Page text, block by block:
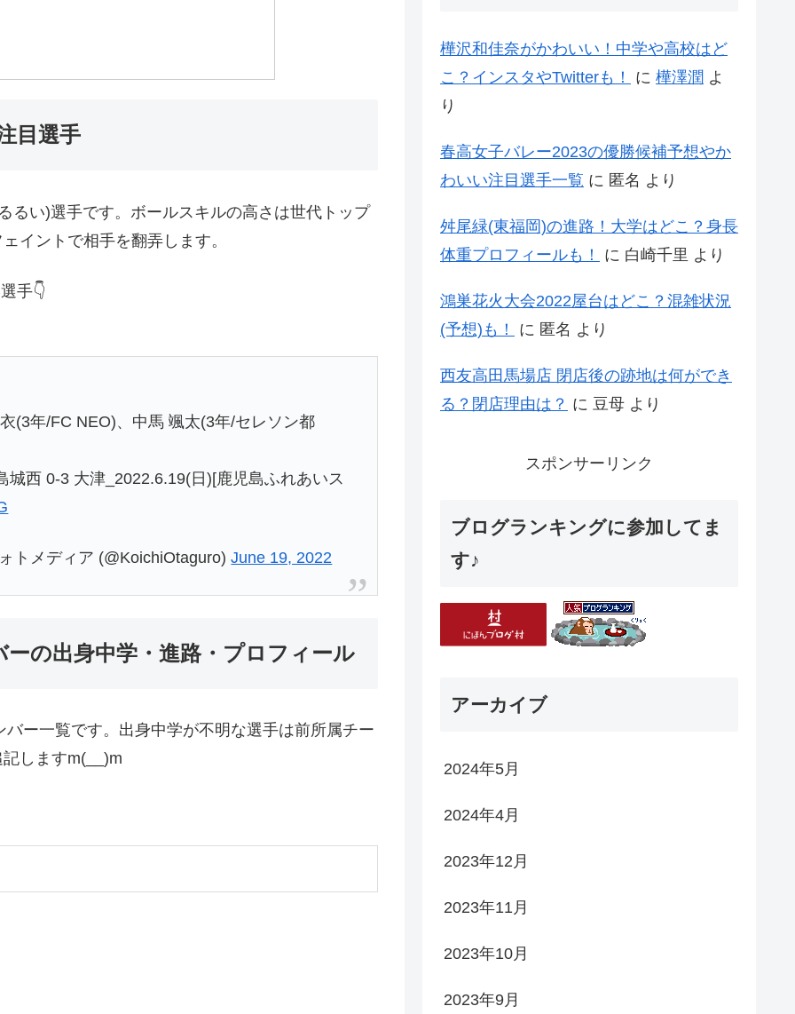
目選手
るい)選手です。ボールスキルの高さは世代トップ
イントで相手を翻弄します。
手👇
(3年/FC NEO)、中馬 颯太(3年/セレソン都
西 0-3 大津_2022.6.19(日)[鹿児島ふれあいス
トメディア (@KoichiOtaguro)June 19, 2022
の出身中学・進路・プロフィール
ー一覧です。出身中学が不明な選手は前所属チー
しますm(__)m
樺沢和佳奈がかわいい！中学や高校はど
こ？インスタやTwitterも！
に 樺澤潤 よ
り
春高女子バレー2023の優勝候補予想やか
わいい注目選手一覧 に 匿名 より
舛尾緑(東福岡)の進路！大学はどこ？身長
体重プロフィールも！
に 白崎千里 より
鴻巣花火大会2022屋台はどこ？混雑状況
(予想)も！
に 匿名 より
西友高田馬場店 閉店後の跡地は何ができ
る？閉店理由は？ に 豆母 より
スポンサーリンク
ブログランキングに参加してま
す♪
アーカイブ
2024年5月
2024年4月
2023年12月
2023年11月
2023年10月
2023年9月